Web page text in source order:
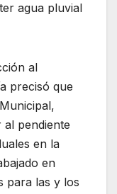
agua pluvial
al
precisó que
pendiente
en la
en
para las y los